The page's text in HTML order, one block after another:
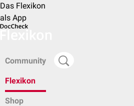
Das Flexikon
als App
Community
Flexikon
Shop